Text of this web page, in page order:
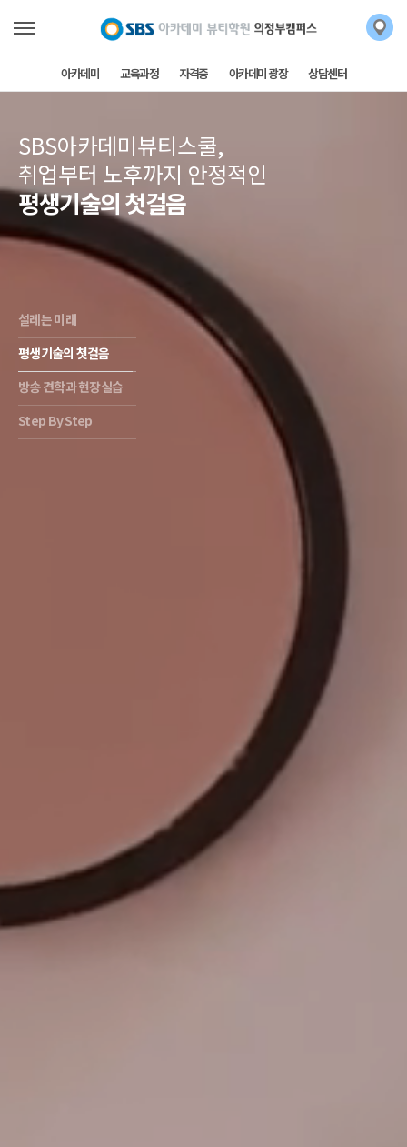
아카데미 교육과정 자격증 아카데미 광장 상담센터
SBS아카데미뷰티스쿨,
취업부터 노후까지 안정적인
평생기술의 첫걸음
설레는 미래
평생기술의 첫걸음
방송 견학과 현장실습
Step By Step